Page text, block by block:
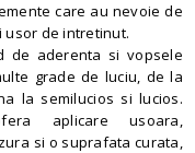
care au nevoie de
de intretinut.
de aderenta si vopsele
grade de luciu, de la
la semilucios si lucios.
aplicare usoara,
si o suprafata curata,